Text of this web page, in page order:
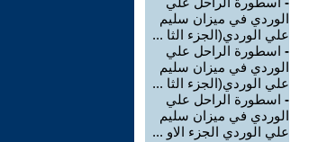
الوردي في ميزان سليم
علي الوردي(الجزء الثا ...
- اسطورة الراحل علي
الوردي في ميزان سليم
علي الوردي(الجزء الثا ...
- اسطورة الراحل علي
الوردي في ميزان سليم
علي الوردي الجزء الاو ...